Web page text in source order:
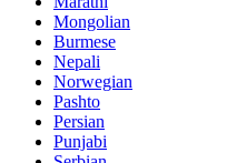
Mongolian
Burmese
Nepali
Norwegian
Pashto
Persian
Punjabi